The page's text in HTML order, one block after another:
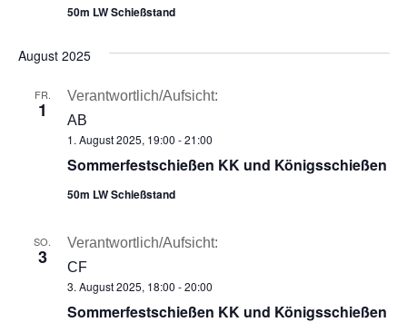
50m LW Schießstand
August 2025
FR.
1
1. August 2025, 19:00 -21:00
Sommerfestschießen KK und Königsschießen
50m LW Schießstand
Verantwortlich/Aufsicht:
AB
SO.
3
3. August 2025, 18:00 -20:00
Sommerfestschießen KK und Königsschießen
Verantwortlich/Aufsicht:
CF